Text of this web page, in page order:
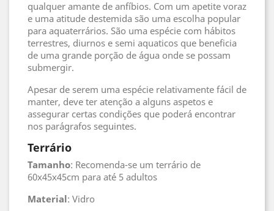
qualquer amante de anfíbios. Com um apetite voraz
e uma atitude destemida são uma escolha popular
para aquaterrários. São uma espécie com hábitos
terrestres, diurnos e semi aquaticos que beneficia
de uma grande porção de água onde se possam
submergir.
Apesar de serem uma espécie relativamente fácil de
manter, deve ter atenção a alguns aspetos e
assegurar certas condições que poderá encontrar
nos parágrafos seguintes.
Terrário
Tamanho: Recomenda-se um terrário de
60x45x45cm para até 5 adultos
Material: Vidro